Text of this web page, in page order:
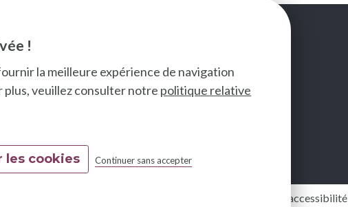
!
la meilleure expérience de navigation
veuillez consulter notre politique relative
Continuer sans accepter
les cookies
SUIVEZ-NOUS
Déclaration d'accessibilité